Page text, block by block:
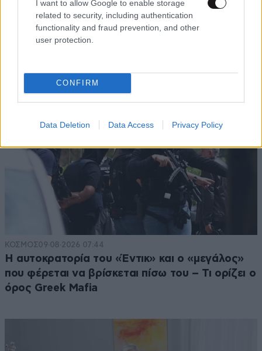
I want to allow Google to enable storage
related to security, including authentication
functionality and fraud prevention, and other
user protection.
CONFIRM
Data Deletion Data Access Privacy Policy
ΚΟΣΜΟΣ09·08·2026 07:44
Η αυτοκρατορία του «Έντικ» και ο «μεγάλος»
που φέρεται να βρίσκεται πίσω του – Τι ορίζει ο
όρος Greek Mafia